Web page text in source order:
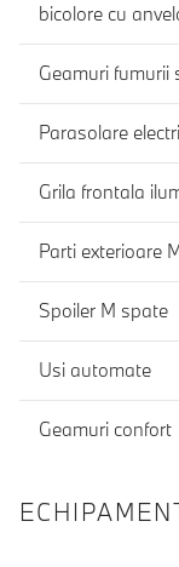
bicolore cu
Geamuri fumurii
Parasolare
Grila frontala
Parti exterioare
Spoiler M spate
Usi automate
Geamuri confort